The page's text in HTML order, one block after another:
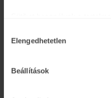
valamint
közösségi média-, hirdető-
megosztjuk az Ön
adatait, akik kombinálhatják
kiválasztása
Elengedhetetlen
Beállítások